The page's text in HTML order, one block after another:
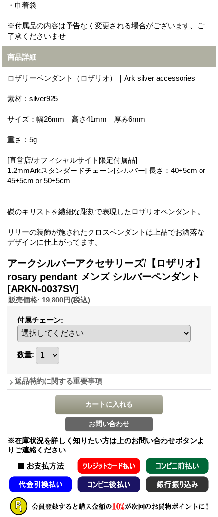
・巾着袋
※付属品の内容は予告なく変更される場合がございます、ご
了承くださいませ
商品詳細
ロザリーペンダント（ロザリオ）｜Ark silver accessories
素材：silver925
サイズ：幅26mm 高さ41mm 厚み6mm
重さ：5g
[直営店/オフィシャルサイト限定付属品]
1.2mmArkスタンダードチェーン[シルバー] 長さ：40+5cm or
45+5cm or 50+5cm
磔のキリストを繊細な彫刻で表現したロザリオペンダント。
リリーの装飾が施されたクロスペンダントは上品でお洒落な
デザインに仕上がってます。
アークシルバーアクセサリーズ/【ロザリオ】
rosary pendant メンズ シルバーペンダント
[ARKN-0037SV]
販売価格: 19,800円(税込)
付属チェーン:
数量:
返品特約に関する重要事項
※在庫状況を詳しく知りたい方は上のお問い合わせボタンよ
りご連絡ください